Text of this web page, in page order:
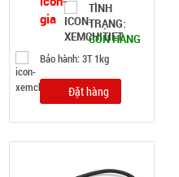
Đặt
Lọ con Heo
TÌNH
TRẠNG:
CÒN HÀNG
Bảo hành: 3T 1kg
Đặt hàng